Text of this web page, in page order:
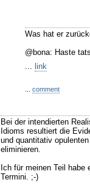
Was hat er
@bona: Haste
... link
comment
Bei der intendierten
Idioms resultiert die
und quantitativ
eliminieren.
Ich für meinen Teil
Termini. ;-)